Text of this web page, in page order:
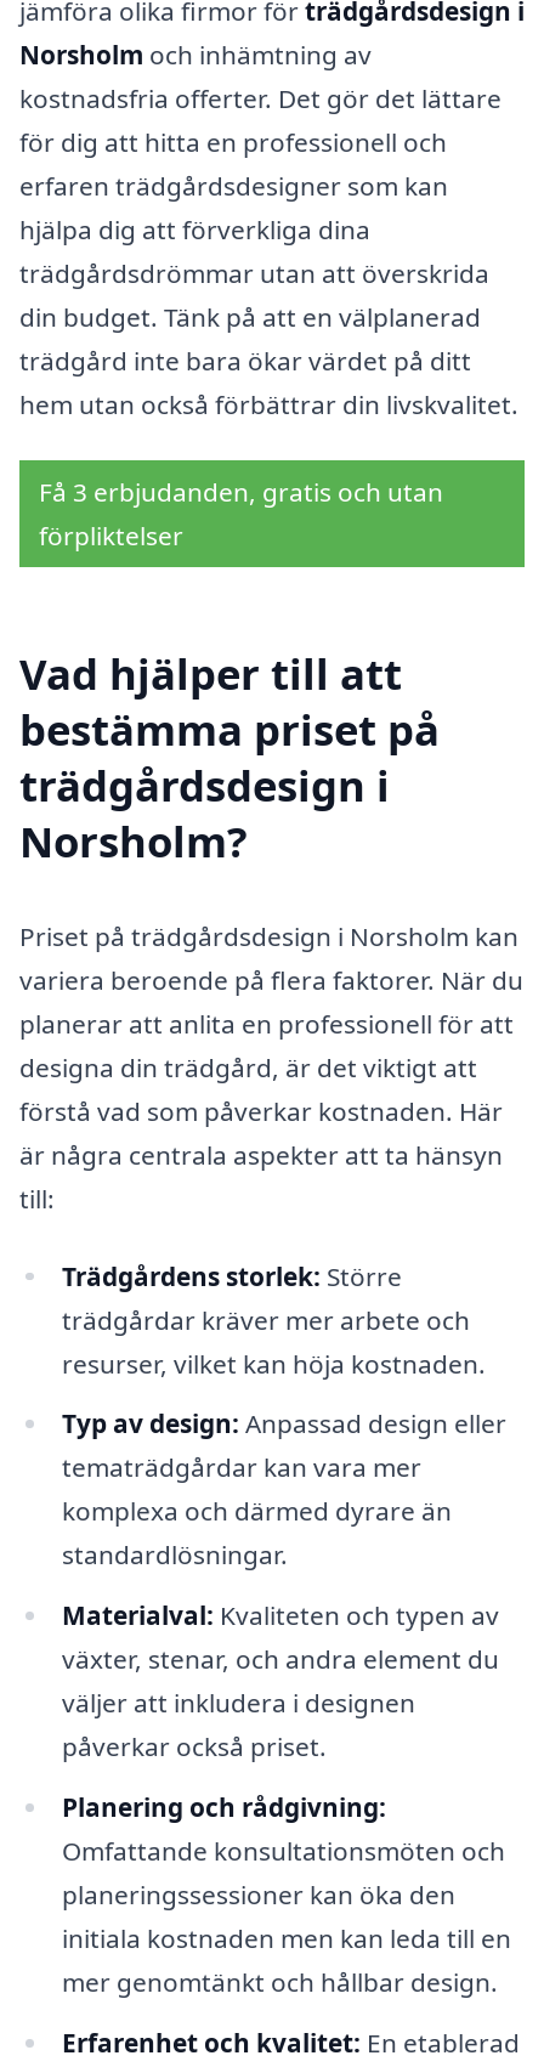
jämföra olika firmor förträdgårdsdesign i
Norsholm och inhämtning av
kostnadsfria offerter. Det gör det lättare
för dig att hitta en professionell och
erfaren trädgårdsdesigner som kan
hjälpa dig att förverkliga dina
trädgårdsdrömmar utan att överskrida
din budget. Tänk på att en välplanerad
trädgård inte bara ökar värdet på ditt
hem utan också förbättrar din livskvalitet.
Få 3 erbjudanden, gratis och utan
förpliktelser
Vad hjälper till att
bestämma priset på
trädgårdsdesign i
Norsholm?
Priset på trädgårdsdesign i Norsholm kan
variera beroende på flera faktorer. När du
planerar att anlita en professionell för att
designa din trädgård, är det viktigt att
förstå vad som påverkar kostnaden. Här
är några centrala aspekter att ta hänsyn
till:
Trädgårdens storlek: Större
trädgårdar kräver mer arbete och
resurser, vilket kan höja kostnaden.
Typ av design: Anpassad design eller
tematrädgårdar kan vara mer
komplexa och därmed dyrare än
standardlösningar.
Materialval: Kvaliteten och typen av
växter, stenar, och andra element du
väljer att inkludera i designen
påverkar också priset.
Planering och rådgivning:
Omfattande konsultationsmöten och
planeringssessioner kan öka den
initiala kostnaden men kan leda till en
mer genomtänkt och hållbar design.
Erfarenhet och kvalitet: En etablerad